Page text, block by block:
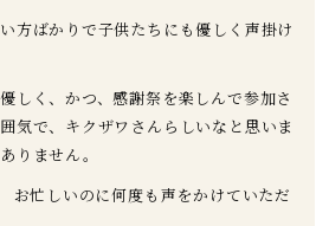
方ばかりで子供たちにも優しく声掛け
しく、かつ、感謝祭を楽しんで参加さ
気で、キクザワさんらしいなと思いま
りません。
忙しいのに何度も声をかけていただ